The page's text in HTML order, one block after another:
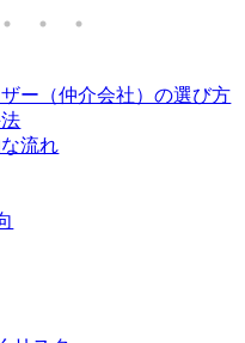
ー（仲介会社）の選び方
流れ